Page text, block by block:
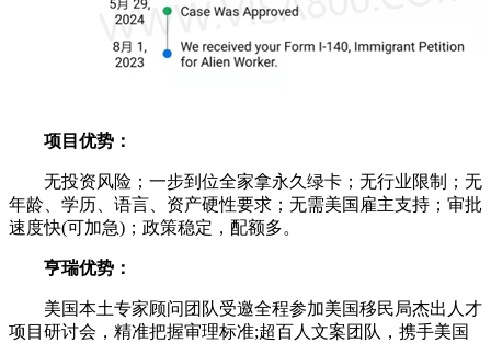
项目优势：
无投资风险；一步到位全家拿永久绿卡；无行业限制；无
年龄、学历、语言、资产硬性要求；无需美国雇主支持；审批
速度快(可加急)；政策稳定，配额多。
亨瑞优势：
美国本土专家顾问团队受邀全程参加美国移民局杰出人才
项目研讨会，精准把握审理标准;超百人文案团队，携手美国